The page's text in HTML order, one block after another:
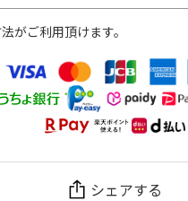
がご利用頂けます。
シェアする